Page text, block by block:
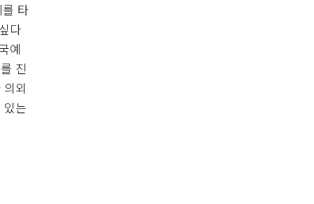
타
다
예
진
외
있는